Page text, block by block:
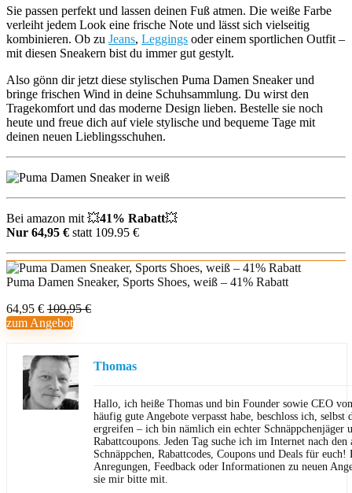
Sie passen perfekt und lassen deinen Fuß atmen. Die weiße Farbe
verleiht jedem Look eine frische Note und lässt sich vielseitig
kombinieren. Ob zu Jeans, Leggings oder einem sportlichen Outfit –
mit diesen Sneakern bist du immer gut gestylt.
Also gönn dir jetzt diese stylischen Puma Damen Sneaker und
bringe frischen Wind in deine Schuhsammlung. Du wirst den
Tragekomfort und das moderne Design lieben. Bestelle sie noch
heute und freue dich auf viele stylische und bequeme Tage mit
deinen neuen Lieblingsschuhen.
Bei amazon mit 💥41% Rabatt💥
Nur 64,95 € statt 109.95 €
Puma Damen Sneaker, Sports Shoes, weiß – 41% Rabatt
64,95 € 109,95 €
zum Angebot
Thomas
Hallo, ich heiße Thomas und bin Founder sowie CEO
häufig gute Angebote verpasst habe, beschloss ich,
ergreifen – ich bin nämlich ein echter Schnäppchenjäger
Rabattcoupons. Jeden Tag suche ich im Internet nach den
Schnäppchen, Rabattcodes, Coupons und Deals für euch!
Anregungen, Feedback oder Informationen zu neuen
sie mir bitte mit.